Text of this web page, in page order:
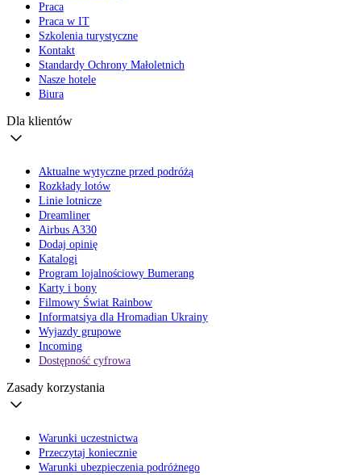
Praca
Praca w IT
Szkolenia turystyczne
Kontakt
Standardy Ochrony Małoletnich
Nasze hotele
Biura
Dla klientów
Aktualne wytyczne przed podróżą
Rozkłady lotów
Linie lotnicze
Dreamliner
Airbus A330
Dodaj opinię
Katalogi
Program lojalnościowy Bumerang
Karty i bony
Filmowy Świat Rainbow
Informatsiya dla Hromadian Ukrainy
Wyjazdy grupowe
Incoming
Dostępność cyfrowa
Zasady korzystania
Warunki uczestnictwa
Przeczytaj koniecznie
Warunki ubezpieczenia podróżnego